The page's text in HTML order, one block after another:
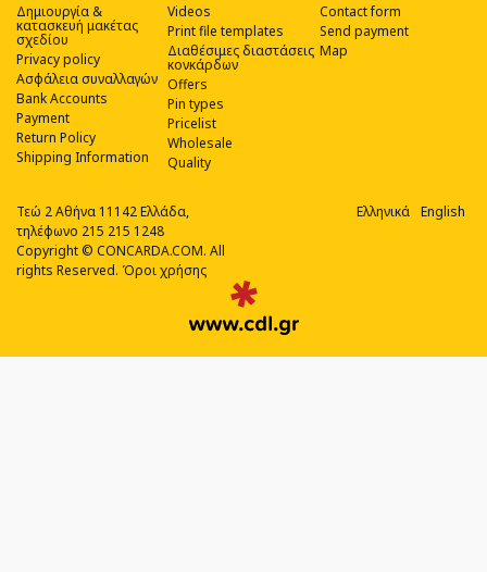
Δημιουργία &
κατασκευή μακέτας
σχεδίου
Privacy policy
Ασφάλεια συναλλαγών
Bank Accounts
Payment
Return Policy
Shipping Information
Videos
Print file templates
Διαθέσιμες διαστάσεις
κονκάρδων
Offers
Pin types
Pricelist
Wholesale
Quality
Contact form
Send payment
Map
Τεώ 2 Αθήνα 11142 Ελλάδα,
τηλέφωνο 215 215 1248
Copyright © CONCARDA.COM. All
rights Reserved. Όροι χρήσης
Ελληνικά English
Design,